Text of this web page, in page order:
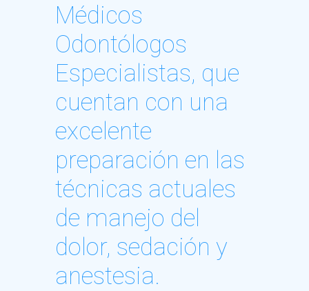
Médicos
Odontólogos
Especialistas, que
cuentan con una
excelente
preparación en las
técnicas actuales
de manejo del
dolor, sedación y
anestesia.